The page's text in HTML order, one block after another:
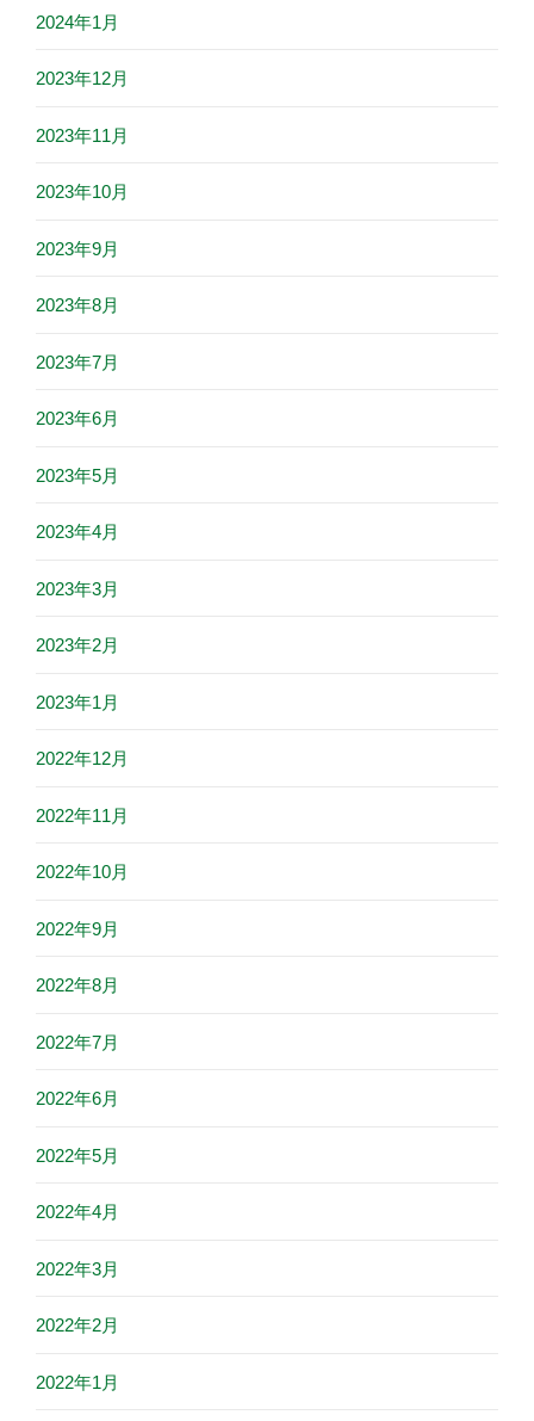
2024年1月
2023年12月
2023年11月
2023年10月
2023年9月
2023年8月
2023年7月
2023年6月
2023年5月
2023年4月
2023年3月
2023年2月
2023年1月
2022年12月
2022年11月
2022年10月
2022年9月
2022年8月
2022年7月
2022年6月
2022年5月
2022年4月
2022年3月
2022年2月
2022年1月